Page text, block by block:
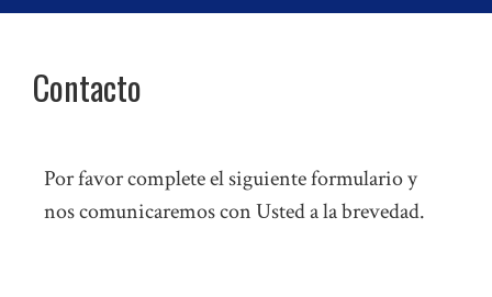
Contacto
Por favor complete el siguiente formulario y
nos comunicaremos con Usted a la brevedad.